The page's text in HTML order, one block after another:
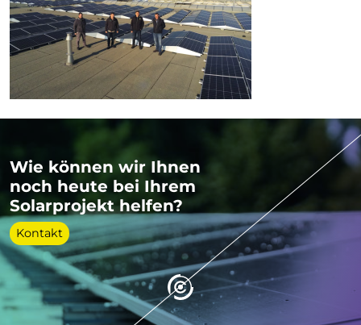
Wie können wir Ihnen
noch heute bei Ihrem
Solarprojekt helfen?
Kontakt